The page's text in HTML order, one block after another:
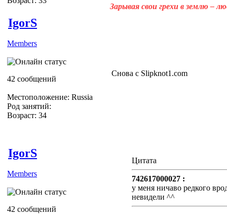
Зарывая свои грехи в землю –
IgorS
Members
42 сообщений
Местоположение: Russia
Род занятий:
Возраст: 34
Снова с Slipknot1.com
IgorS
Members
42 сообщений
Цитата
742617000027 :
у меня ничаво редкого
невидели ^^